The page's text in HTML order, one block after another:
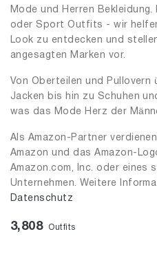
Mode und Herren
oder Sport Outfits - wir
Look zu entdecken und
angesagten Marken vor.
Von Oberteilen und Pullovern
Jacken bis hin zu Schuhen
was das Mode Herz der
Als Amazon-Partner
Amazon und das Amazon-
Amazon.com, Inc. oder eines
Unternehmen. Weitere
Datenschutz
3,808 Outfits